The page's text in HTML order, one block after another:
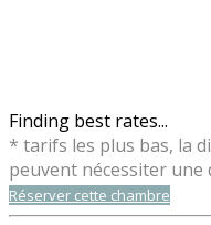
Finding best rates...
* tarifs les plus bas, la
peuvent nécessiter
Réserver cette chambre